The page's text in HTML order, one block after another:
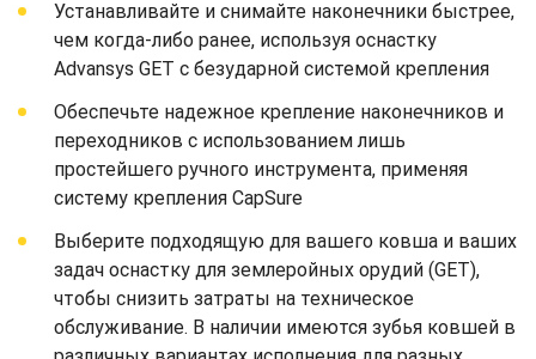
Устанавливайте и снимайте наконечники быстрее,
чем когда-либо ранее, используя оснастку
Advansys GET с безударной системой крепления
Обеспечьте надежное крепление наконечников и
переходников с использованием лишь
простейшего ручного инструмента, применяя
систему крепления CapSure
Выберите подходящую для вашего ковша и ваших
задач оснастку для землеройных орудий (GET),
чтобы снизить затраты на техническое
обслуживание. В наличии имеются зубья ковшей в